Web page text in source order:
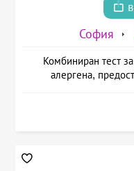
София
Комбиниран тест
алергена,